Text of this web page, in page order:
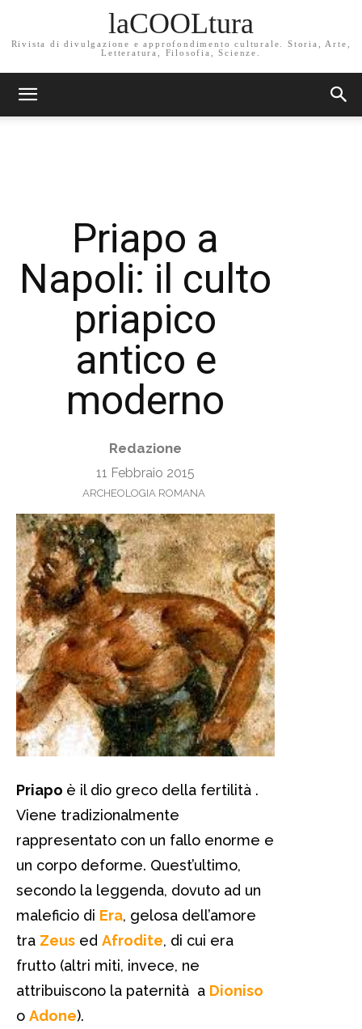
laCOOLtura
Rivista di divulgazione e approfondimento culturale. Storia, Arte,
Letteratura, Filosofia, Scienze.
Priapo a
Napoli: il culto
priapico
antico e
moderno
Redazione
11 Febbraio 2015
ARCHEOLOGIA ROMANA
Priapo è il dio greco della fertilità .
Viene tradizionalmente
rappresentato con un fallo enorme e
un corpo deforme. Quest’ultimo,
secondo la leggenda, dovuto ad un
maleficio di Era, gelosa dell’amore
tra Zeus ed Afrodite, di cui era
frutto (altri miti, invece, ne
attribuiscono la paternità a Dioniso
o Adone).